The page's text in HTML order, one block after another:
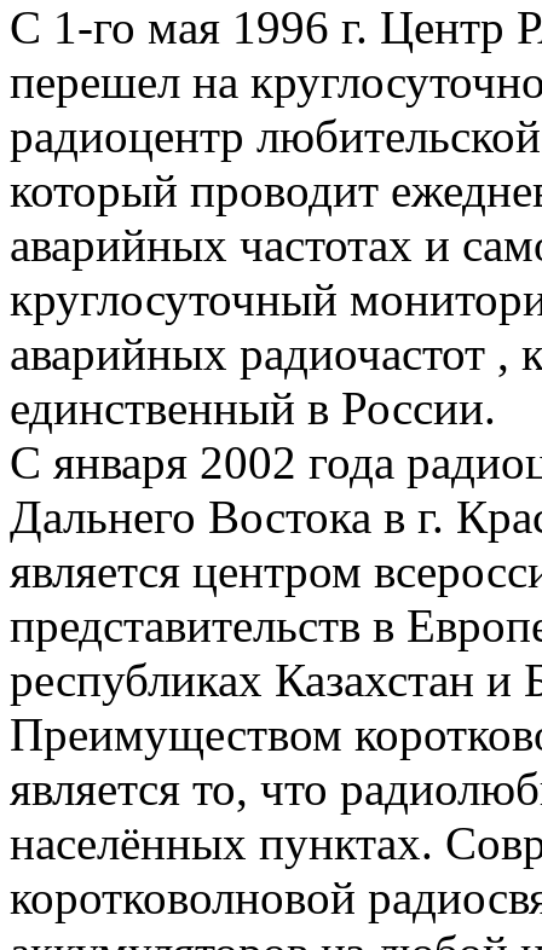
С 1-го мая 1996 г. Центр
перешел на
радиоцентр
который проводит
аварийных частотах и
круглосуточный
аварийных радиочастот ,
единственный в России.
С января 2002 года
Дальнего Востока в г.
является центром
представительств в
республиках Казахстан и
Преимуществом
является то, что
населённых пунктах.
коротковолновой